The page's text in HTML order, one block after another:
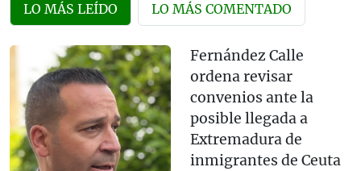
LO MÁS LEÍDO LO MÁS COMENTADO
Fernández Calle
ordena revisar
convenios ante la
posible llegada a
Extremadura de
inmigrantes de Ceuta